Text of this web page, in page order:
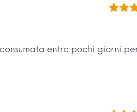
entro pochi giorni